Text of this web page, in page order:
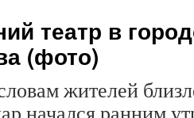
театр в
(фото)
жителей
начался ранним